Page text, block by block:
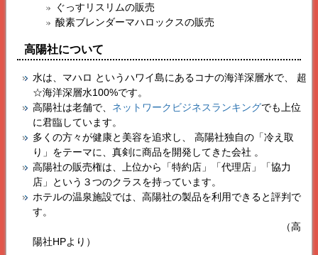
ぐっすリスリムの販売
酸素ブレンダーマハロックスの販売
高陽社について
水は、マハロ というハワイ島にあるコナの海洋深層水で、 超
☆海洋深層水100%です。
高陽社は老舗で、 ネットワークビジネスランキングでも上位
に君臨しています。
多くの方々が健康と美容を追求し、 高陽社独自の「冷え取
り」をテーマに、真剣に商品を開発してきた会社 。
高陽社の販売権は、上位から「特約店」「代理店」「協力
店」という３つのクラスを持っています。
ホテルの温泉施設では、 高陽社の製品を利用できると評判で
す。
（高
陽社HPより）